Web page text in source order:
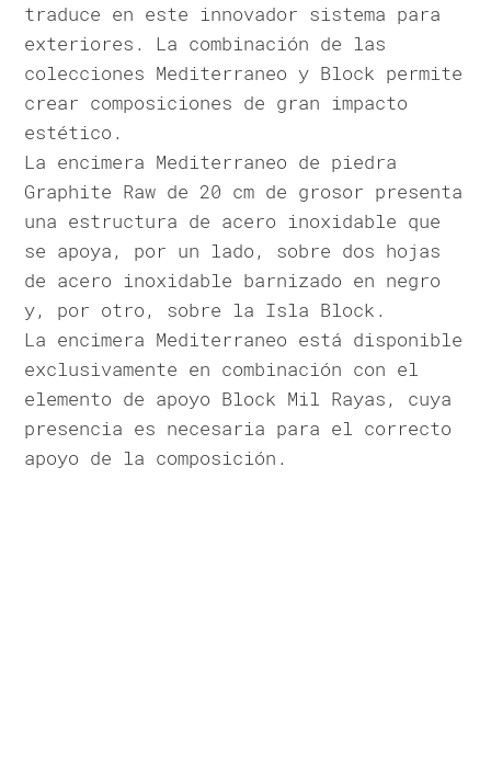
traduce en este innovador sistema para
exteriores. La combinación de las
colecciones Mediterraneo y Block permite
crear composiciones de gran impacto
estético.
La encimera Mediterraneo de piedra
Graphite Raw de 20 cm de grosor presenta
una estructura de acero inoxidable que
se apoya, por un lado, sobre dos hojas
de acero inoxidable barnizado en negro
y, por otro, sobre la Isla Block.
La encimera Mediterraneo está disponible
exclusivamente en combinación con el
elemento de apoyo Block Mil Rayas, cuya
presencia es necesaria para el correcto
apoyo de la composición.